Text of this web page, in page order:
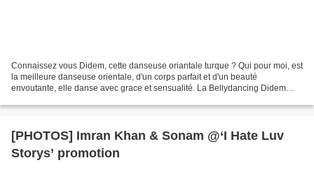
Connaissez vous Didem, cette danseuse oriantale turque ? Qui pour moi, est
la meilleure danseuse orientale, d'un corps parfait et d'un beauté
envoutante, elle danse avec grace et sensualité. La Bellydancing Didem
[PHOTOS] Imran Khan & Sonam @‘I Hate Luv
Storys’ promotion